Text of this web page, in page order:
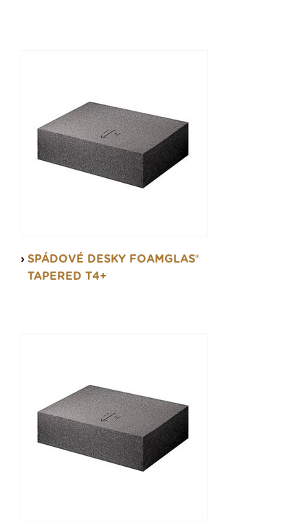
SPÁDOVÉ DESKY FOAMGLAS®
TAPERED T4+